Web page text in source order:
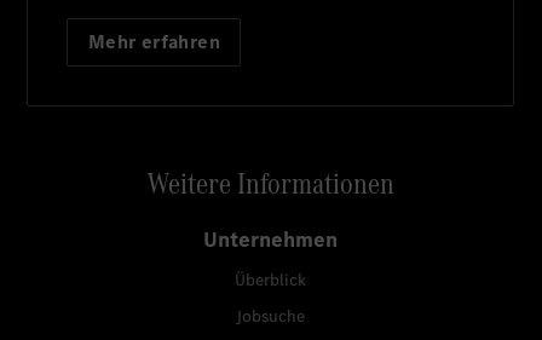
Mehr erfahren
Weitere Informationen
Unternehmen
Überblick
Jobsuche